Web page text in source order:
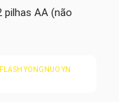
AA (não
YONGNUO YN